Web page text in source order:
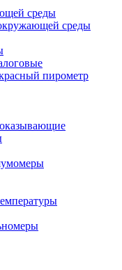
среды
среды
пирометр